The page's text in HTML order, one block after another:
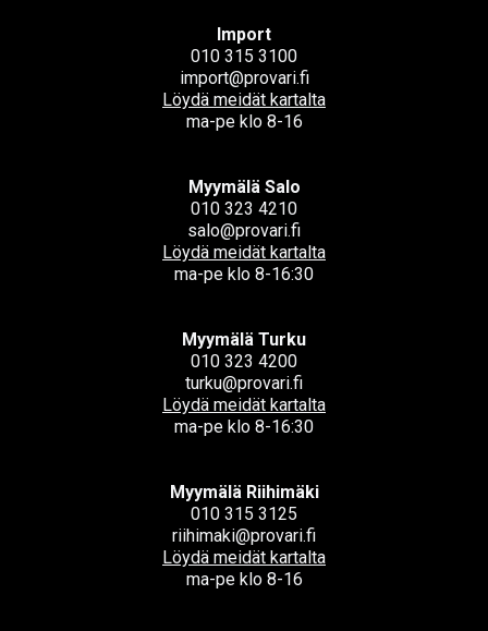
Import
010 315 3100
import@provari.fi
Löydä meidät kartalta
ma-pe klo 8-16
Myymälä Salo
010 323 4210
salo@provari.fi
Löydä meidät kartalta
ma-pe klo 8-16:30
Myymälä Turku
010 323 4200
turku@provari.fi
Löydä meidät kartalta
ma-pe klo 8-16:30
Myymälä Riihimäki
010 315 3125
riihimaki@provari.fi
Löydä meidät kartalta
ma-pe klo 8-16